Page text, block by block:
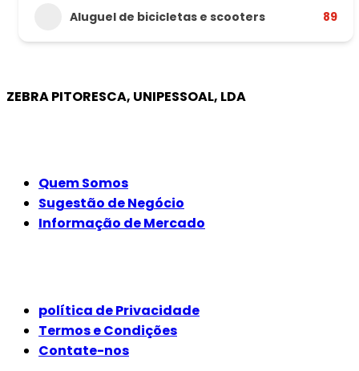
Aluguel de bicicletas e scooters 89
ZEBRA PITORESCA, UNIPESSOAL, LDA
Quem Somos
Sugestão de Negócio
Informação de Mercado
política de Privacidade
Termos e Condições
Contate-nos